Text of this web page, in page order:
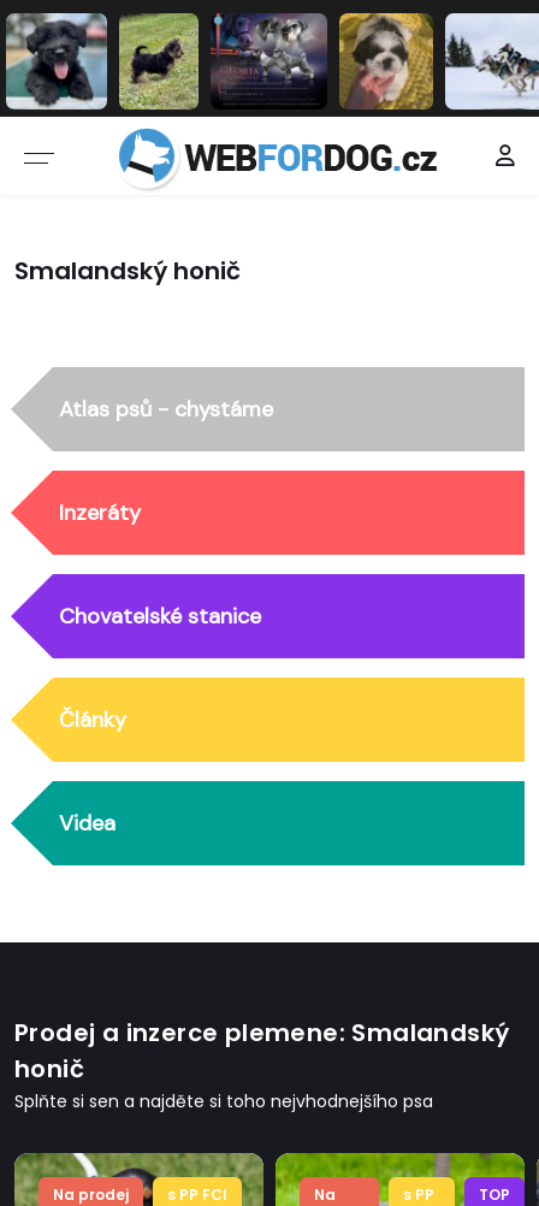
Smalandský honič
Atlas psů - chystáme
Inzeráty
Chovatelské stanice
Články
Videa
Prodej a inzerce plemene: Smalandský
honič
Splňte si sen a najděte si toho nejvhodnejšího psa
Na prodej s PP FCI
Na
s PP
TOP